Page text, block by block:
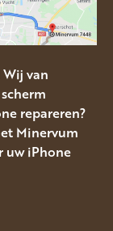
van
repareren?
Minervum
uw iPhone